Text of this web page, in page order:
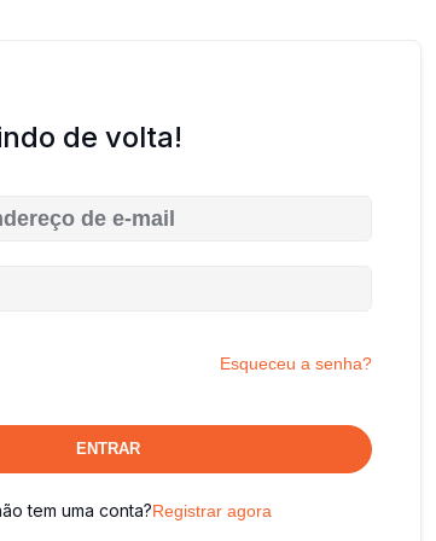
de volta!
Esqueceu a senha?
ENTRAR
tem uma conta?Registrar agora